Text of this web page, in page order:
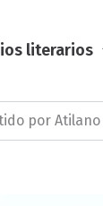
literarios
por Atilano